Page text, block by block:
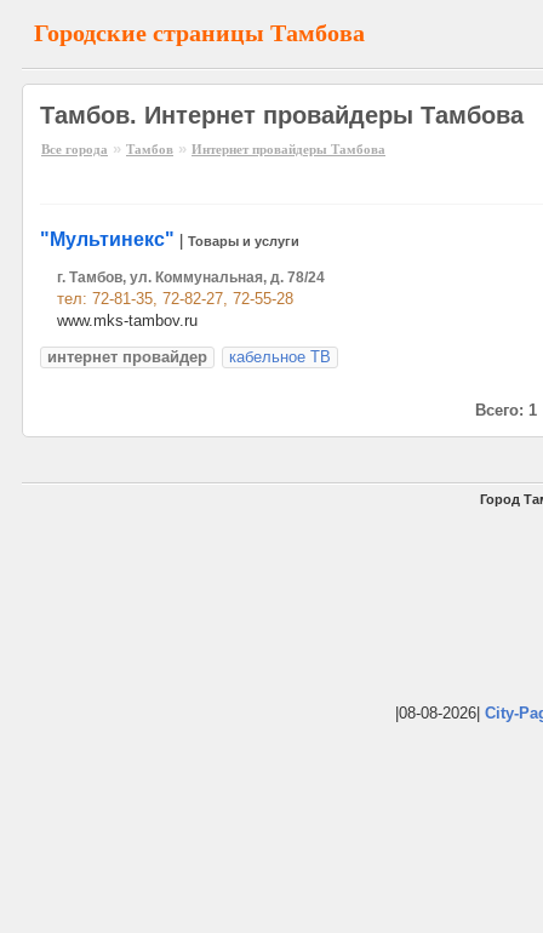
Городские страницы Тамбова
Тамбов. Интернет провайдеры Тамбова
Все города » Тамбов » Интернет провайдеры Тамбова
"Мультинекс" Товары и услуги
г. Тамбов, ул. Коммунальная, д. 78/24
тел: 72-81-35, 72-82-27, 72-55-28
www.mks-tambov.ru
интернет провайдер
кабельное ТВ
Всего: 1
Город
|08-08-2026| City-